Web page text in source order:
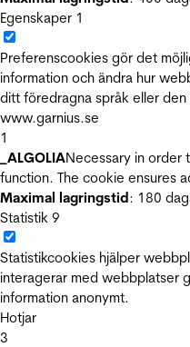
Egenskaper 1
Preferenscookies gör det
information och ändra hur
ditt föredragna språk eller
www.garnius.se
1
_ALGOLIANecessary in order
function. The cookie ensures
Maximal lagringstid: 180
Statistik 9
Statistikcookies hjälper
interagerar med webbplatser
information anonymt.
Hotjar
3